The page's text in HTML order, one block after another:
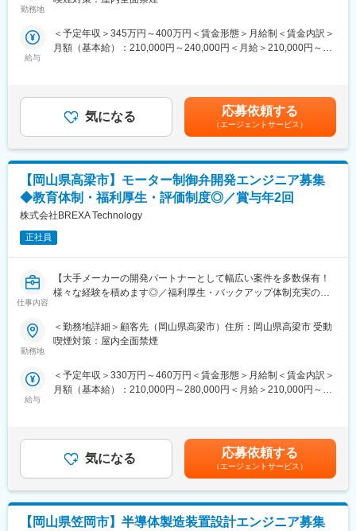
感を高め、自立できる人財を育成できる制度
■業務内容：
■業務の魅力：
術を駆使して高品質な製品を提供することを目指します。
◇勤務地は岡山県笠岡市で、自然豊かな環境で働けます。自動車
通勤が必要ですが、交通費支給あり。残業は月平均20時間程度
で、ワークライフバランスを重視しています。
◇入社時には特別な研修プログラムを用意しており、スキルアッ
プをサポートします。
■職場環境・魅力：
◇別途、賞与年2回、時間外手当（1分単位）、各種手当（家族、
寮・社宅・住宅手当あり、U・Iターン支援ありなど
◇人事育成制度…等級制度の定義と連動したカリキュラム体型の
導入
と連携し環境を改善
◇人事考課制度…目標達成を適性に処遇へ反映されることを有能
勤務地
給与
＜予定年収＞345万円～400万円＜賃金形態＞月給制＜賃金内訳＞
月額（基本給）：210,000円～240,000円＜月給＞210,000円～
あり、選考を通じて上下する可能性があります。月給(月額)は固定
手当を含めた表記です。
気になる 応募依頼する
（エージェントサービス）
【岡山県高梁市】モーター制御弁開発エンジニア募集
◆教育体制・福利厚生・評価制度◎／賞与年2回
株式会社BREXA Technology
正社員
仕事内容
【大手メーカーの開発パートナーとして幅広い案件を多数保有！
様々な経験を積めます◎／福利厚生・バックアップ体制充実の中
群】
■仕事内容：
を使用して設計を行い、製品の品質向上に貢献していただきま
す。チームと協力しながら、プロジェクトをリードしていただき
勤務地は自然豊かな岡山県高梁市で、落ち着いた環境で働けま
す。出張があるため、様々な場所での業務経験を積むことができ
ます。残業は月20時間程度で、ワークライフバランスを保ちなが
ら働けます。電子回路言語の知識がある方はさらに活躍の場が広
がります。SolidWorksを使用した設計業務に自信がある方、ぜひ
ご応募ください。
勤務地
＜勤務地詳細＞顧客先（岡山県高梁市）住所：岡山県高梁市 受動
喫煙対策：屋内全面禁煙
給与
＜予定年収＞330万円～460万円＜賃金形態＞月給制＜賃金内訳＞
月額（基本給）：210,000円～280,000円＜月給＞210,000円～
給 賃金はあくまでも目安の金額であり、選考を通じて上下する
可能性があります。月給(月額)は固定手当を含めた表記です。
気になる 応募依頼する
（エージェントサービス）
【岡山県笠岡市】半導体製造装置設計エンジニア募集